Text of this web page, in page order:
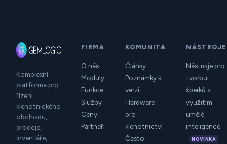
Komplexní
platforma pro
řízení
klenotnického
obchodu,
prodeje,
inventáře,
FIRMA
O nás
Moduly
Funkce
Služby
Ceny
Partneři
KOMUNITA
Články
Poznámky k
verzi
Hardware
pro
klenotnictví
Často
NÁSTROJE
Nástroje pro
tvorbu
šperků s
využitím
umělé
inteligence
NOVINKA